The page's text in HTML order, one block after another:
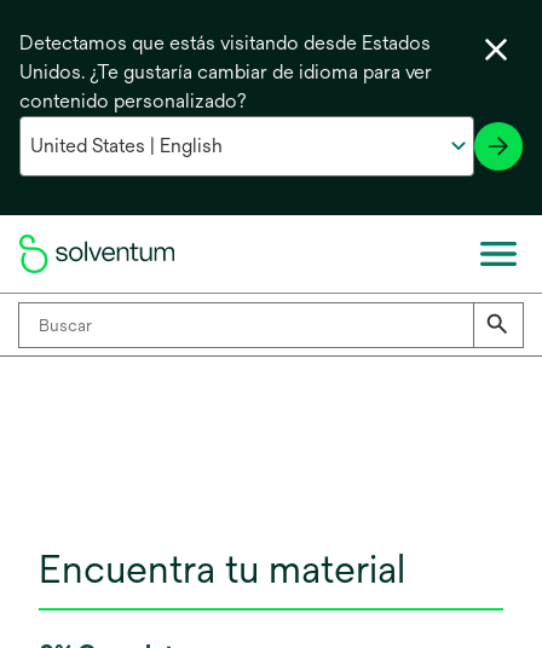
Detectamos que estás visitando desde Estados
Unidos. ¿Te gustaría cambiar de idioma para ver
contenido personalizado?
Encuentra tu material